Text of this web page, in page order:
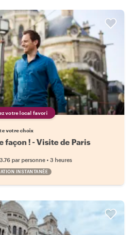
votre local favori
votre choix
façon ! - Visite de Paris
par personne • 3 heures
INSTANTANÉE